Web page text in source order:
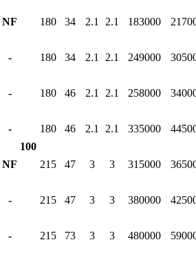
100
NF 180 34 2.1 2.1 183000
- 180 34 2.1 2.1 249000
- 180 46 2.1 2.1 258000
- 180 46 2.1 2.1 335000
NF 215 47 3 3 315000
- 215 47 3 3 380000
- 215 73 3 3 480000